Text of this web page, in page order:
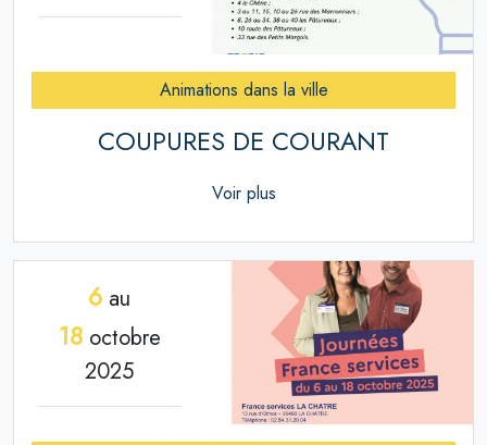
Animations dans la ville
COUPURES DE COURANT
Voir plus
6 au
18octobre
2025